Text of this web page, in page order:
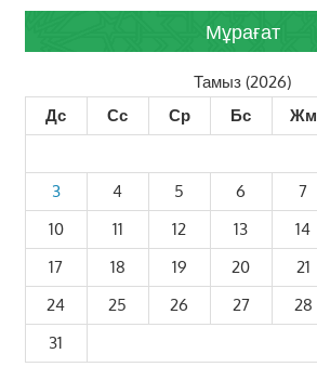
Мұрағат
Тамыз (2026)
Дс
Сс Ср Бс Жм
3
4 5 6 7
10
11 12 13 14
17
18 19 20 21
24
25 26 27 28
31